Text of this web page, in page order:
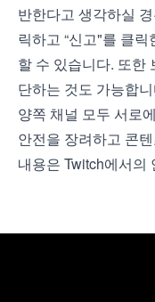
반한다고 생각하실
릭하고 “신고"를 클
할 수 있습니다. 또한
단하는 것도 가능합
양쪽 채널 모두 서로
안전을 장려하고 콘
내용은 Twitch에서의